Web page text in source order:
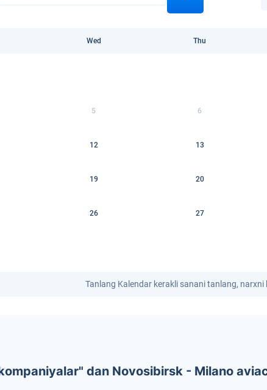
Wed Thu
5 6
12 13
19 20
26 27
Tanlang Kalendar kerakli sanani tanlang, narxni
dan Novosibirsk - Milano